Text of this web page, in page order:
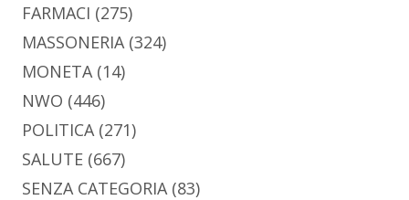
FARMACI (275)
MASSONERIA(324)
MONETA(14)
NWO (446)
POLITICA(271)
SALUTE (667)
SENZA CATEGORIA(83)